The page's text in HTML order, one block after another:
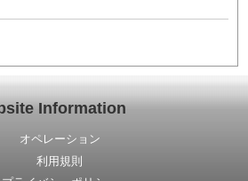
Information
オペレーション
利用規則